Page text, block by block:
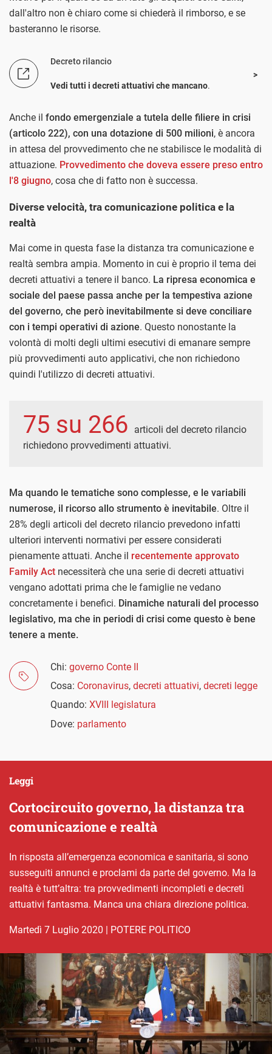
dall'altro non è chiaro come si chiederà il rimborso, e se
basteranno le risorse.
Decreto rilancio
Vedi tutti i decreti attuativi che mancano.
Anche il fondo emergenziale a tutela delle filiere in crisi
(articolo 222), con una dotazione di 500 milioni, è ancora
in attesa del provvedimento che ne stabilisce le modalità di
attuazione. Provvedimento che doveva essere preso entro
l'8 giugno, cosa che di fatto non è successa.
Diverse velocità, tra comunicazione politica e la
realtà
Mai come in questa fase la distanza tra comunicazione e
realtà sembra ampia. Momento in cui è proprio il tema dei
decreti attuativi a tenere il banco. La ripresa economica e
sociale del paese passa anche per la tempestiva azione
del governo, che però inevitabilmente si deve conciliare
con i tempi operativi di azione. Questo nonostante la
volontà di molti degli ultimi esecutivi di emanare sempre
più provvedimenti auto applicativi, che non richiedono
quindi l'utilizzo di decreti attuativi.
75 su 266
articoli del decreto rilancio
richiedono provvedimenti attuativi.
Ma quando le tematiche sono complesse, e le variabili
numerose, il ricorso allo strumento è inevitabile. Oltre il
28% degli articoli del decreto rilancio prevedono infatti
ulteriori interventi normativi per essere considerati
pienamente attuati. Anche il recentemente approvato
Family Act necessiterà che una serie di decreti attuativi
vengano adottati prima che le famiglie ne vedano
concretamente i benefici. Dinamiche naturali del processo
legislativo, ma che in periodi di crisi come questo è bene
tenere a mente.
Chi: governo Conte II
Cosa: Coronavirus, decreti attuativi, decreti legge
Quando: XVIII legislatura
Dove: parlamento
Cortocircuito governo, la distanza tra
comunicazione e realtà
Leggi
In risposta all’emergenza economica e sanitaria, si sono
susseguiti annunci e proclami da parte del governo. Ma la
realtà è tutt’altra: tra provvedimenti incompleti e decreti
attuativi fantasma. Manca una chiara direzione politica.
martedì 7 Luglio 2020 | POTERE POLITICO